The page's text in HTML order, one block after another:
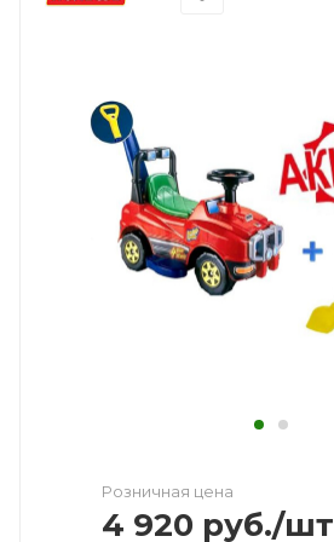
Розничная цена
4 920 руб./шт